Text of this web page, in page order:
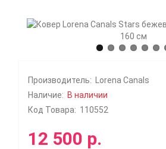
Производитель:
Lorena Canals
Наличие: В наличии
Код Товара: 110552
12 500 р.